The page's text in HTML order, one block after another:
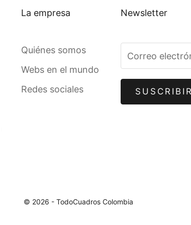
La empresa
Quiénes somos
Webs en el mundo
Redes sociales
Newsletter
© 2026 - TodoCuadros Colombia